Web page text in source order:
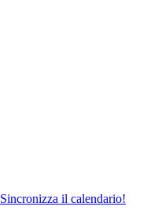
Sincronizza il calendario!